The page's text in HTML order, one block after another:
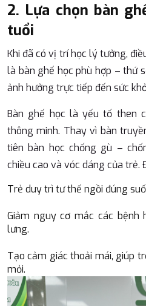
2. Lựa chọn bàn
tuổi
Khi đã có vị trí học lý tưởng,
là bàn ghế học phù hợp – thứ
ảnh hưởng trực tiếp đến sức
Bàn ghế học là yếu tố then
thông minh. Thay vì bàn
tiên bàn học chống gù –
chiều cao và vóc dáng của trẻ.
Trẻ duy trì tư thế ngồi đúng
Giảm nguy cơ mắc các bệnh
lưng.
Tạo cảm giác thoải mái, giúp
mỏi.